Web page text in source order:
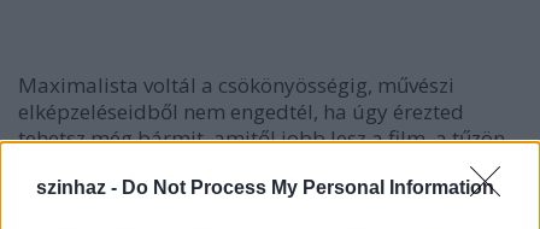
szinhaz - Do Not Process My Personal Information
Maximalista voltál a csökönyösségig, művészi
elképzeléseidből nem engedtél, ha úgy érezted
tehetsz még bármit, amitől jobb lesz a film, a tűzön
megküzdöttél. Legendás esetünk az Alkimista és a